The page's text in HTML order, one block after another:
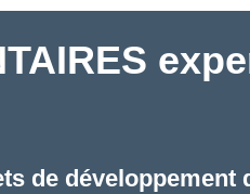
de développement